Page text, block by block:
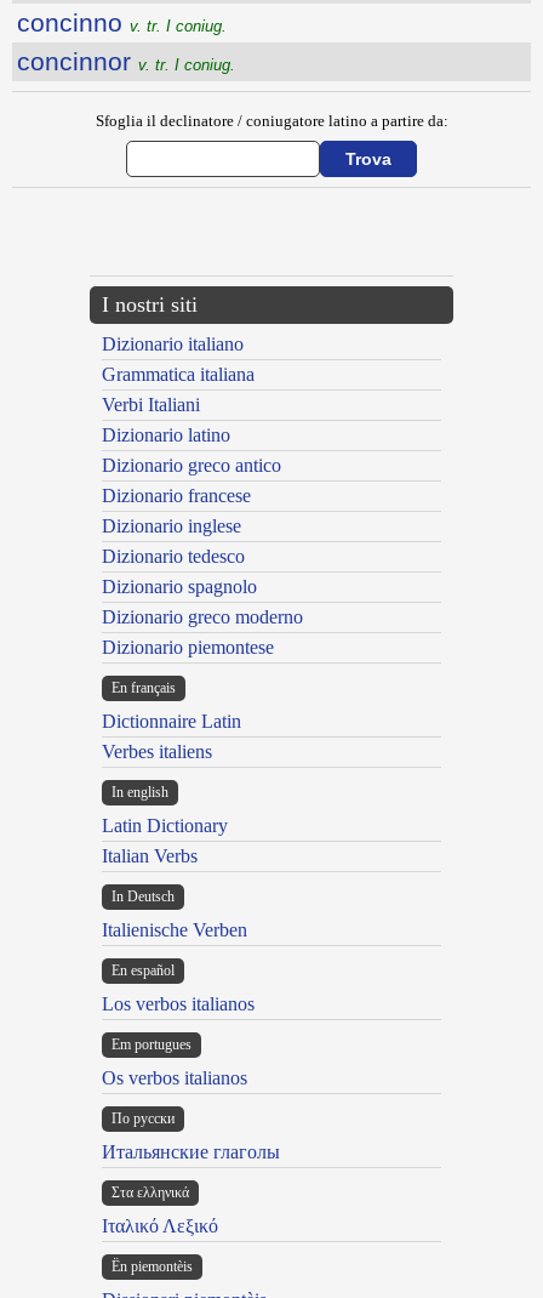
concinno v. tr. I coniug.
concinnor v. tr. I coniug.
Sfoglia il declinatore / coniugatore latino a partire da:
I nostri siti
Dizionario italiano
Grammatica italiana
Verbi Italiani
Dizionario latino
Dizionario greco antico
Dizionario francese
Dizionario inglese
Dizionario tedesco
Dizionario spagnolo
Dizionario greco moderno
Dizionario piemontese
En français
Dictionnaire Latin
Verbes italiens
In english
Latin Dictionary
Italian Verbs
In Deutsch
Italienische Verben
En español
Los verbos italianos
Em portugues
Os verbos italianos
По русски
Итальянские глаголы
Στα ελληνικά
Ιταλικό Λεξικό
Ën piemontèis